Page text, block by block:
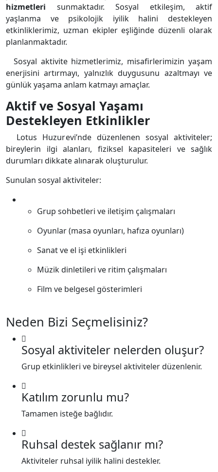
hizmetleri sunmaktadır. Sosyal etkileşim, aktif
yaşlanma ve psikolojik iyilik halini destekleyen
etkinliklerimiz, uzman ekipler eşliğinde düzenli olarak
planlanmaktadır.
Sosyal aktivite hizmetlerimiz, misafirlerimizin yaşam
enerjisini artırmayı, yalnızlık duygusunu azaltmayı ve
günlük yaşama anlam katmayı amaçlar.
Aktif ve Sosyal Yaşamı
Destekleyen Etkinlikler
Lotus Huzurevi’nde düzenlenen sosyal aktiviteler;
bireylerin ilgi alanları, fiziksel kapasiteleri ve sağlık
durumları dikkate alınarak oluşturulur.
Sunulan sosyal aktiviteler:
Grup sohbetleri ve iletişim çalışmaları
Oyunlar (masa oyunları, hafıza oyunları)
Sanat ve el işi etkinlikleri
Müzik dinletileri ve ritim çalışmaları
Film ve belgesel gösterimleri
Neden Bizi Seçmelisiniz?
Sosyal aktiviteler nelerden oluşur?
Grup etkinlikleri ve bireysel aktiviteler düzenlenir.
Katılım zorunlu mu?
Tamamen isteğe bağlıdır.
Ruhsal destek sağlanır mı?
Aktiviteler ruhsal iyilik halini destekler.